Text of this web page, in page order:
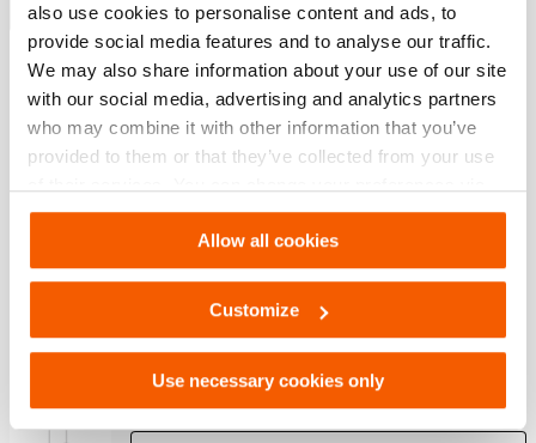
also use cookies to personalise content and ads, to
provide social media features and to analyse our traffic.
We may also share information about your use of our site
with our social media, advertising and analytics partners
who may combine it with other information that you’ve
provided to them or that they’ve collected from your use
Settings. See ourcookiestatement.
Allow all cookies
Customize
Use necessary cookies only
Mostrar mais
Downloads
Safety Guide – Hydraulic hoses & couplers
445.7 KB
Download
User Manual Cylinders